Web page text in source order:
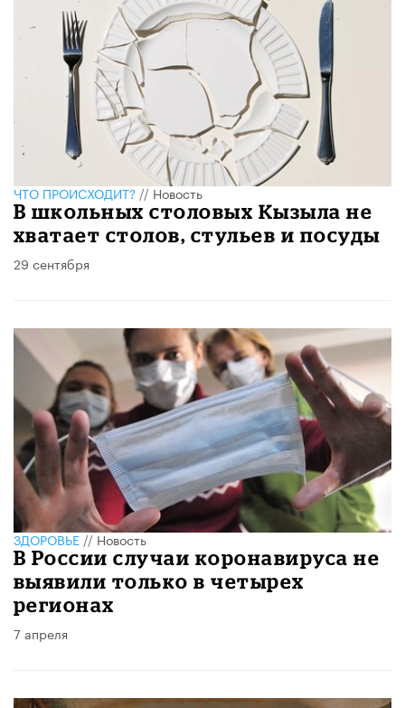
ЧТО ПРОИСХОДИТ?//Новость
В школьных столовых Кызыла не
хватает столов, стульев и посуды
29 сентября
ЗДОРОВЬЕ//Новость
В России случаи коронавируса не
выявили только в четырех
регионах
7 апреля